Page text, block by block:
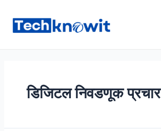
content
डिजिटल निवडणूक प्रचार